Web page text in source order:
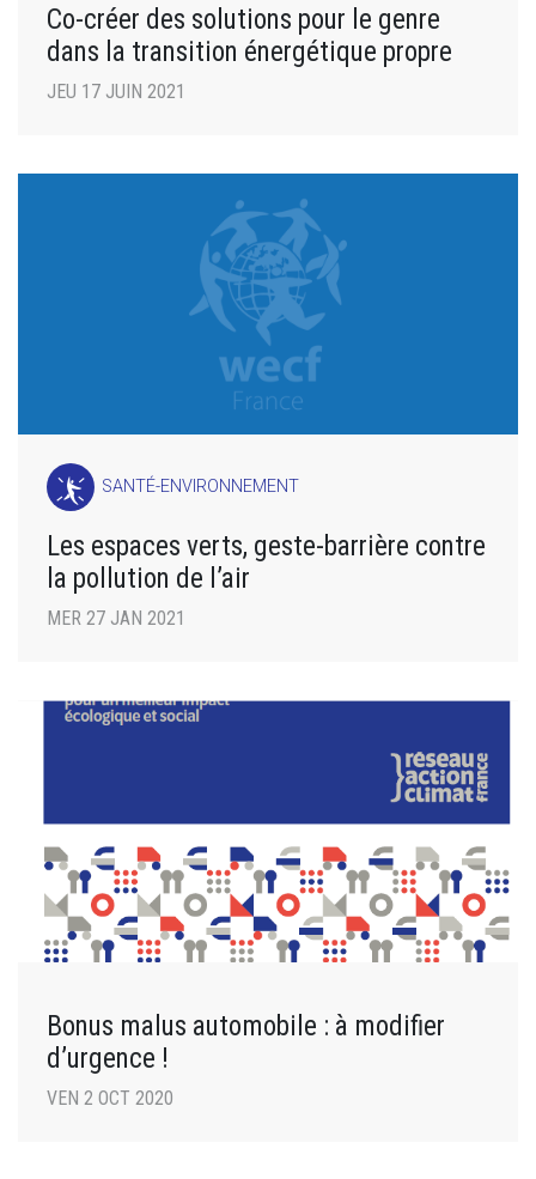
Co-créer des solutions pour le genre
dans la transition énergétique propre
JEU 17 JUIN 2021
SANTÉ-ENVIRONNEMENT
Les espaces verts, geste-barrière contre
la pollution de l’air
MER 27 JAN 2021
Bonus malus automobile : à modifier
d’urgence !
VEN 2 OCT 2020